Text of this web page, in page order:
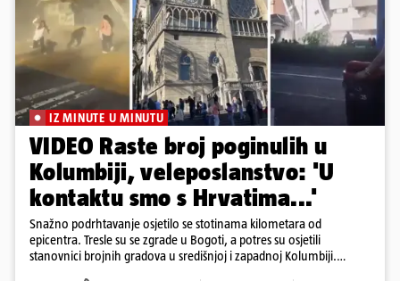
IZ MINUTE U MINUTU
VIDEO Raste broj poginulih u
Kolumbiji, veleposlanstvo: 'U
kontaktu smo s Hrvatima...'
Snažno podrhtavanje osjetilo se stotinama kilometara od
epicentra. Tresle su se zgrade u Bogoti, a potres su osjetili
stanovnici brojnih gradova u središnjoj i zapadnoj Kolumbiji.